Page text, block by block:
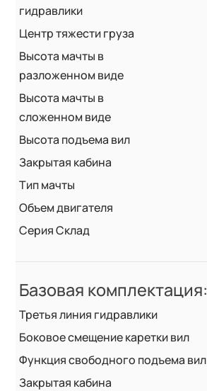
гидравлики
Центр тяжести груза
Высота мачты в
разложенном виде
Высота мачты в
сложенном виде
Высота подъема вил
Закрытая кабина
Тип мачты
Объем двигателя
Серия Склад
Базовая комплектация:
Третья линия гидравлики
Боковое смещение каретки вил
Функция свободного подъема вил
Закрытая кабина